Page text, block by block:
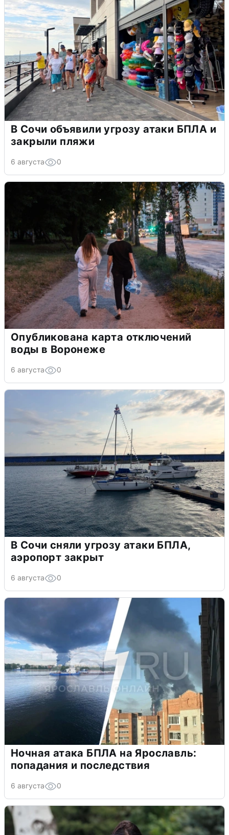
В Сочи объявили угрозу атаки БПЛА и
закрыли пляжи
6 августа 0
Опубликована карта отключений
воды в Воронеже
6 августа 0
В Сочи сняли угрозу атаки БПЛА,
аэропорт закрыт
6 августа 0
Ночная атака БПЛА на Ярославль:
попадания и последствия
6 августа 0